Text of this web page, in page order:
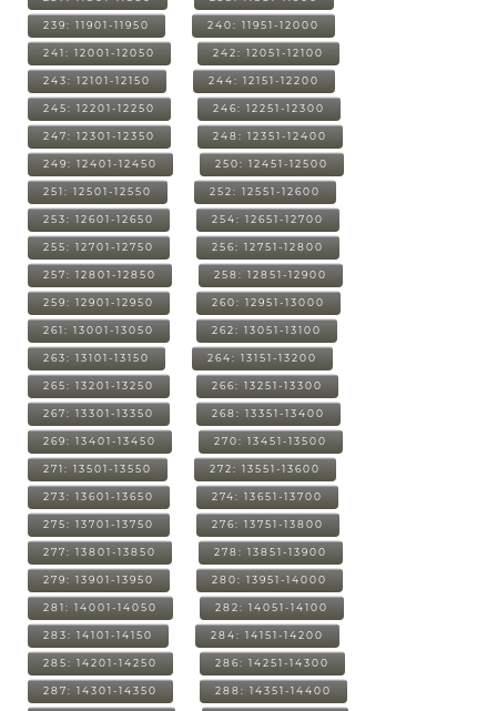
239: 11901-11950 240: 11951-12000
241: 12001-12050 242: 12051-12100
243: 12101-12150 244: 12151-12200
245: 12201-12250 246: 12251-12300
247: 12301-12350 248: 12351-12400
249: 12401-12450 250: 12451-12500
251: 12501-12550 252: 12551-12600
253: 12601-12650 254: 12651-12700
255: 12701-12750 256: 12751-12800
257: 12801-12850 258: 12851-12900
259: 12901-12950 260: 12951-13000
261: 13001-13050 262: 13051-13100
263: 13101-13150 264: 13151-13200
265: 13201-13250 266: 13251-13300
267: 13301-13350 268: 13351-13400
269: 13401-13450 270: 13451-13500
271: 13501-13550 272: 13551-13600
273: 13601-13650 274: 13651-13700
275: 13701-13750 276: 13751-13800
277: 13801-13850 278: 13851-13900
279: 13901-13950 280: 13951-14000
281: 14001-14050 282: 14051-14100
283: 14101-14150 284: 14151-14200
285: 14201-14250 286: 14251-14300
287: 14301-14350 288: 14351-14400